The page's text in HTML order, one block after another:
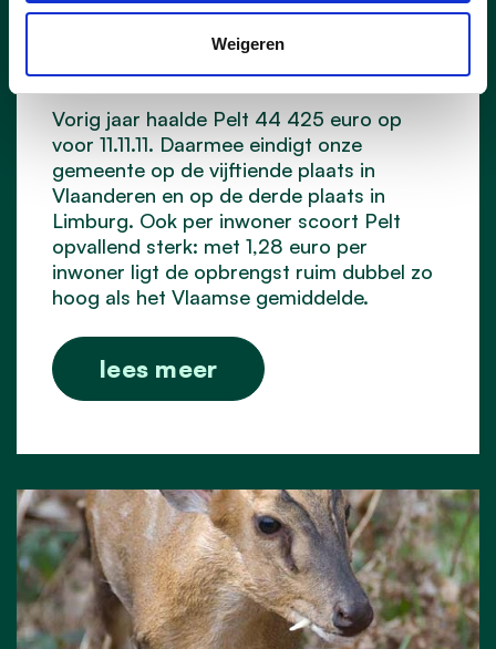
Weigeren
Pelt scoort in Vlaamse top-
15 voor 11.11.11
Vorig jaar haalde Pelt 44 425 euro op
voor 11.11.11. Daarmee eindigt onze
gemeente op de vijftiende plaats in
Vlaanderen en op de derde plaats in
Limburg. Ook per inwoner scoort Pelt
opvallend sterk: met 1,28 euro per
inwoner ligt de opbrengst ruim dubbel zo
hoog als het Vlaamse gemiddelde.
lees meer